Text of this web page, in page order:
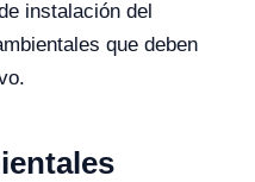
instalación del
que deben